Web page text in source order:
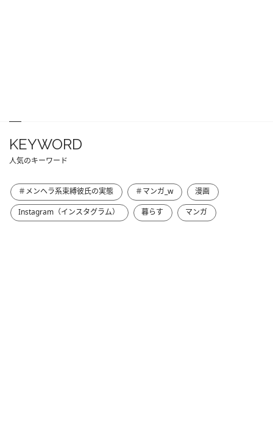
KEYWORD
人気のキーワード
＃メンヘラ系束縛彼氏の実態 ＃マンガ_w
漫画
Instagram（インスタグラム）
暮らす マンガ